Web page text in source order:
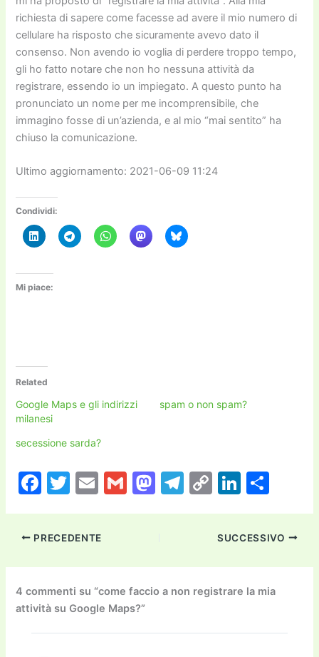
richiesta di sapere come facesse ad avere il mio numero di
cellulare ha risposto che sicuramente avevo dato il
consenso. Non avendo io voglia di perdere troppo tempo,
gli ho fatto notare che non ho nessuna attività da
registrare, essendo io un impiegato. A questo punto ha
pronunciato un nome per me incomprensibile, che
immagino fosse di un’azienda, e al mio “mai sentito” ha
chiuso la comunicazione.
Ultimo aggiornamento: 2021-06-09 11:24
Condividi:
Mi piace:
Related
Google Maps e gli indirizzi
milanesi
spam o non spam?
secessione sarda?
F
c
e
b
o
o
k
T
itt
er
E
ai
l
G
M
d
o
T
a
m
C
p
y
Li
n
Li
k
e
dI
n
n
di
vi
di
PRECEDENTE SUCCESSIVO
4 commenti su “come faccio a non registrare la mia
attività su Google Maps?”